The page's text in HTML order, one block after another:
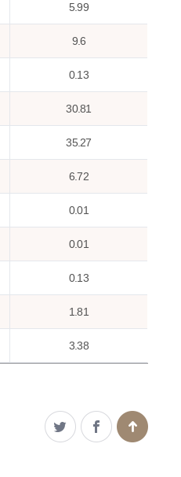
5.99
9.6
0.13
30.81
35.27
6.72
0.01
0.01
0.13
1.81
3.38
0.2